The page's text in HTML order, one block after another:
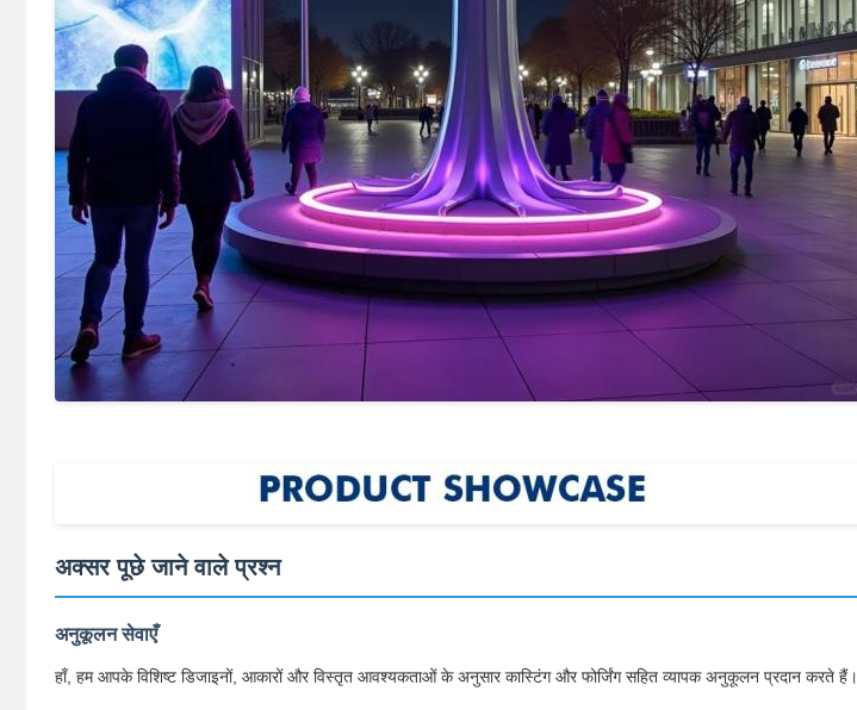
अक्सर पूछे जाने वाले प्रश्न
अनुकूलन सेवाएँ
हाँ, हम आपके विशिष्ट डिजाइनों, आकारों और विस्तृत आवश्यकताओं के अनुसार कास्टिंग और फोर्जिंग सहित व्यापक अनुकूलन प्रदान करते हैं।